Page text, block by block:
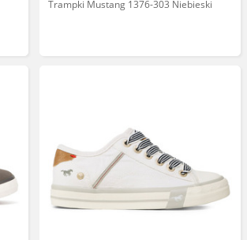
Trampki Mustang 1376-303 Niebieski